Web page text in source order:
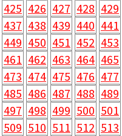
425 426 427 428 429
437 438 439 440 441
449 450 451 452 453
461 462 463 464 465
473 474 475 476 477
485 486 487 488 489
497 498 499 500 501
509 510 511 512 513